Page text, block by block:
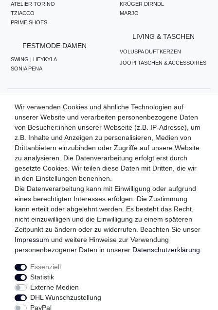
ATELIER TORINO
TZIACCO
PRIME SHOES
FESTMODE DAMEN
SWING | HEYKYLA
SONIA PENA
KRÜGER DIRNDL
MARJO
LIVING & TASCHEN
VOLUSPA DUFTKERZEN
JOOP! TASCHEN & ACCESSOIRES
ZAHLUNGSMETHODEN
WIR VERSENDEN MIT
QUALITÄTSVERSPRECHEN
FOLGEN SIE UNS
Impressum
Widerrufs­recht Vertrag widerrufen
Wir verwenden Cookies und ähnliche Technologien auf
unserer Website und verarbeiten personenbezogene Daten
von Besucher:innen unserer Webseite (z.B. IP-Adresse), um
z.B. Inhalte und Anzeigen zu personalisieren, Medien von
Drittanbietern einzubinden oder Zugriffe auf unsere Website
zu analysieren. Die Datenverarbeitung erfolgt erst durch
gesetzte Cookies. Wir teilen diese Daten mit Dritten, die wir
in den Einstellungen benennen.
Die Datenverarbeitung kann mit Einwilligung oder aufgrund
eines berechtigten Interesses erfolgen. Die Zustimmung
kann erteilt oder abgelehnt werden. Es besteht das Recht,
nicht einzuwilligen und die Einwilligung zu einem späteren
Zeitpunkt zu ändern oder zu widerrufen. Beachten Sie unser
Impressum und weitere Hinweise zur Verwendung
personenbezogener Daten in unserer Daten­schutz­erklärung
Essenziell
Statistik
Externe Medien
DHL Wunschzustellung
PayPal